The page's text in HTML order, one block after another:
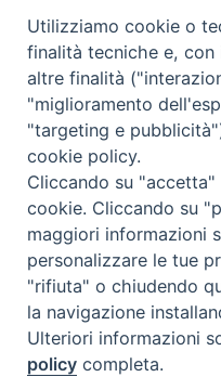
Seminario Vescovile di
p.tta Benedetto XI, 2
31100 Treviso
Tel. 0422 324835
segreteria@itigt.it
Orario di segreteria
lunedì 17.30-19.30
martedì 17.30-19.30
mercoledì 17.30-19.30
giovedì 17.30-19.30
Utilizziamo cookie o
finalità tecniche e,
altre finalità
"miglioramento
"targeting e
cookie policy.
Cliccando su
cookie. Cliccando su
maggiori informazioni
personalizzare le tue
"rifiuta" o chiudendo
la navigazione
Ulteriori informazioni
policy completa.